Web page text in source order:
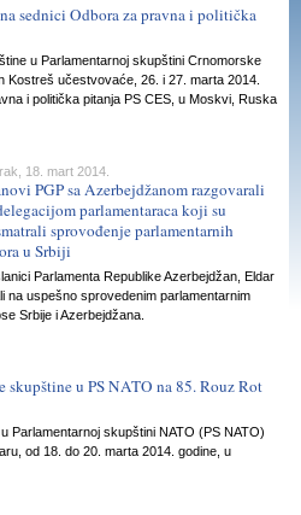
sednici Odbora za pravna i politička
u Parlamentarnoj skupštini Crnomorske
Kostreš učestvovaće, 26. i 27. marta 2014.
i politička pitanja PS CES, u Moskvi, Ruska
18. mart 2014.
PGP sa Azerbejdžanom razgovarali
parlamentaraca koji su
sprovođenje parlamentarnih
u Srbiji
Parlamenta Republike Azerbejdžan, Eldar
na uspešno sprovedenim parlamentarnim
Srbije i Azerbejdžana.
skupštine u PS NATO na 85. Rouz Rot
Parlamentarnoj skupštini NATO (PS NATO)
od 18. do 20. marta 2014. godine, u